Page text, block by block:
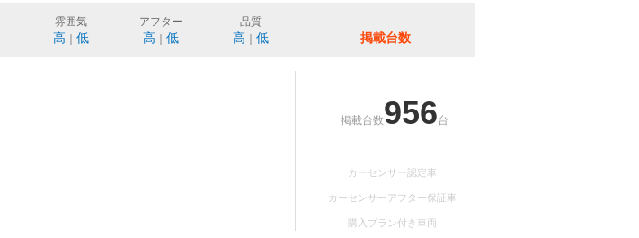
雰囲気
高 低
アフター
高 低
品質
高 低 掲載台数
掲載台数956台
カーセンサー認定車
カーセンサーアフター保証車
購入プラン付き車両